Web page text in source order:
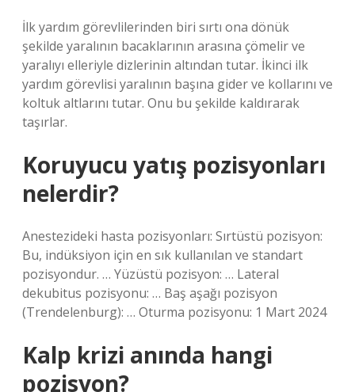
İlk yardım görevlilerinden biri sırtı ona dönük
şekilde yaralının bacaklarının arasına çömelir ve
yaralıyı elleriyle dizlerinin altından tutar. İkinci ilk
yardım görevlisi yaralının başına gider ve kollarını ve
koltuk altlarını tutar. Onu bu şekilde kaldırarak
taşırlar.
Koruyucu yatış pozisyonları
nelerdir?
Anestezideki hasta pozisyonları: Sırtüstü pozisyon:
Bu, indüksiyon için en sık kullanılan ve standart
pozisyondur. … Yüzüstü pozisyon: … Lateral
dekubitus pozisyonu: … Baş aşağı pozisyon
(Trendelenburg): … Oturma pozisyonu: 1 Mart 2024
Kalp krizi anında hangi
pozisyon?